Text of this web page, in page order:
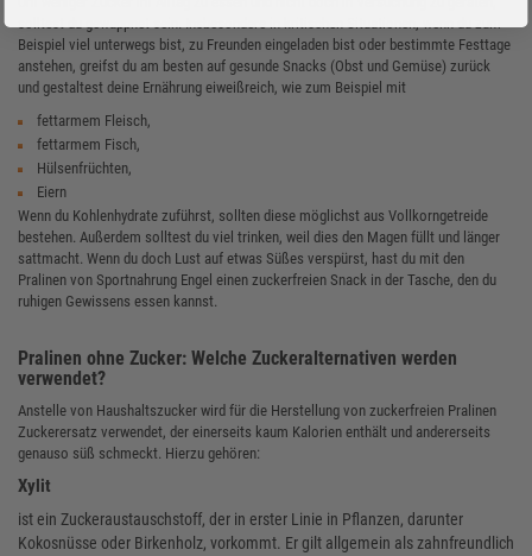
solltest du gewappnet sein. Insbesondere in kritischen Situationen, wenn du zum
Beispiel viel unterwegs bist, zu Freunden eingeladen bist oder bestimmte Festtage
anstehen, greifst du am besten auf gesunde Snacks (Obst und Gemüse) zurück
und gestaltest deine Ernährung eiweißreich, wie zum Beispiel mit
fettarmem Fleisch,
fettarmem Fisch,
Hülsenfrüchten,
Eiern
Wenn du Kohlenhydrate zuführst, sollten diese möglichst aus Vollkorngetreide
bestehen. Außerdem solltest du viel trinken, weil dies den Magen füllt und länger
sattmacht. Wenn du doch Lust auf etwas Süßes verspürst, hast du mit den
Pralinen von Sportnahrung Engel einen zuckerfreien Snack in der Tasche, den du
ruhigen Gewissens essen kannst.
Pralinen ohne Zucker: Welche Zuckeralternativen werden
verwendet?
Anstelle von Haushaltszucker wird für die Herstellung von zuckerfreien Pralinen
Zuckerersatz verwendet, der einerseits kaum Kalorien enthält und andererseits
genauso süß schmeckt. Hierzu gehören:
Xylit
ist ein Zuckeraustauschstoff, der in erster Linie in Pflanzen, darunter
Kokosnüsse oder Birkenholz, vorkommt. Er gilt allgemein als zahnfreundlich